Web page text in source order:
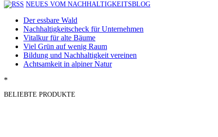
NEUES VOM NACHHALTIGKEITSBLOG
Der essbare Wald
Nachhaltigkeitscheck für Unternehmen
Vitalkur für alte Bäume
Viel Grün auf wenig Raum
Bildung und Nachhaltigkeit vereinen
Achtsamkeit in alpiner Natur
*
BELIEBTE PRODUKTE